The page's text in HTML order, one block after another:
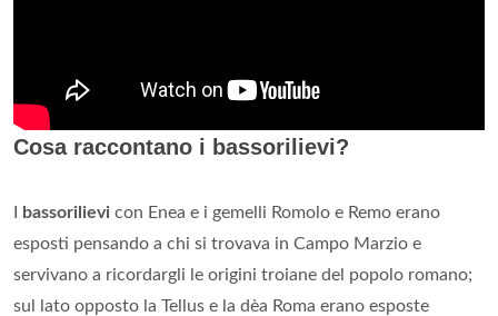
Cosa raccontano i bassorilievi?
bassorilievi con Enea e i gemelli Romolo e Remo erano
esposti pensando a chi si trovava in Campo Marzio e
servivano a ricordargli le origini troiane del popolo romano;
sul lato opposto la Tellus e la dèa Roma erano esposte